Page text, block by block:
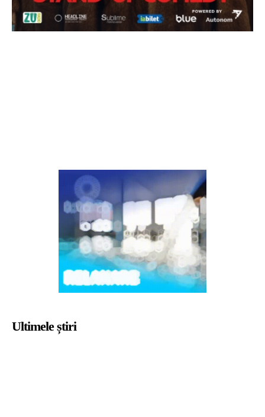
Ultimele știri